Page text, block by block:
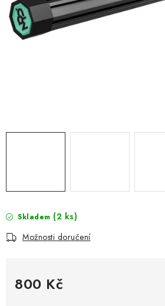
Skladem (2 ks)
Možnosti doručení
800 Kč